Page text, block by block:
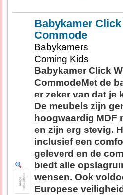
Babykamer
Commode
Babykamers
Coming Kids
Babykamer Click
CommodeMet de
er zeker van dat je
De meubels zijn
hoogwaardig MDF
en zijn erg stevig.
inclusief een
geleverd en de
biedt alle
wensen. Ook
Europese